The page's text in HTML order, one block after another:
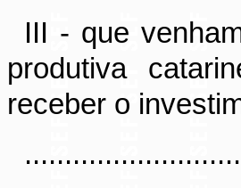
III - que
produtiva
receber o